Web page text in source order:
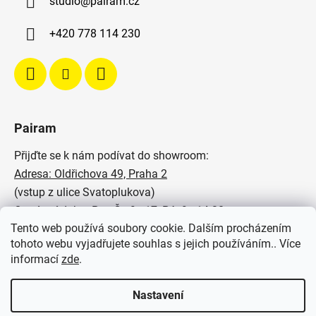
Tento web používá soubory cookie. Dalším procházením
tohoto webu vyjadřujete souhlas s jejich používáním.. Více
informací zde.
Nastavení
+420 778 114 230
Pairam
Přijďte se k nám podívat do showroom:
Adresa: Oldřichova 49, Praha 2
(vstup z ulice Svatoplukova)
Otevírací doba: Po - Čt: 9 - 17, Pá: 9 - 14:30
Podívejte se na naše realizace:
SVĚTELNÉ STUDIO PAIRAM